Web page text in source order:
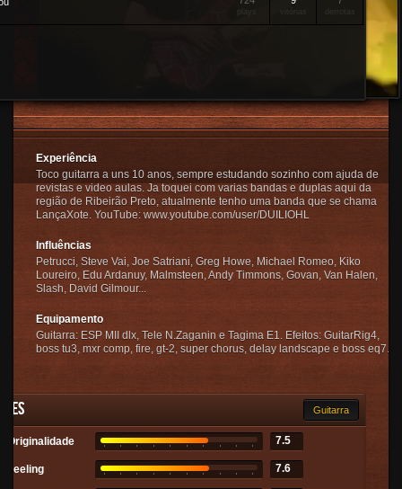
plays vitórias derrotas
Experiência
Toco guitarra a uns 10 anos, sempre estudando sozinho com ajuda de
revistas e video aulas. Ja toquei com varias bandas e duplas aqui da
região de Ribeirão Preto, atualmente tenho uma banda que se chama
LançaXote. YouTube: www.youtube.com/user/DUILIOHL
Influências
Petrucci, Steve Vai, Joe Satriani, Greg Howe, Michael Romeo, Kiko
Loureiro, Edu Ardanuy, Malmsteen, Andy Timmons, Govan, Van Halen,
Slash, David Gilmour...
Equipamento
Guitarra: ESP MII dlx, Tele N.Zaganin e Tagima E1. Efeitos: GuitarRig4,
boss tu3, mxr comp, fire, gt-2, super chorus, delay landscape e boss eq7.
Guitarra
Originalidade 7.5
Feeling 7.6